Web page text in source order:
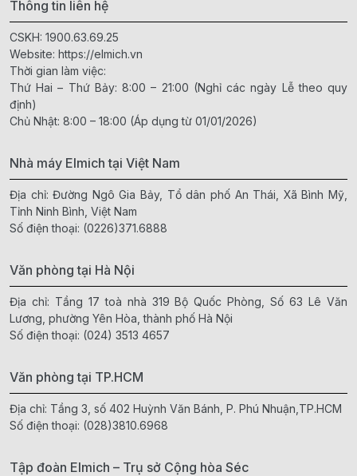
Thông tin liên hệ
CSKH: 1900.63.69.25
Website: https://elmich.vn
Thời gian làm việc:
Thứ Hai – Thứ Bảy: 8:00 – 21:00 (Nghỉ các ngày Lễ theo quy
định)
Chủ Nhật: 8:00 – 18:00 (Áp dụng từ 01/01/2026)
Nhà máy Elmich tại Việt Nam
Địa chỉ: Đường Ngô Gia Bảy, Tổ dân phố An Thái, Xã Bình Mỹ,
Tỉnh Ninh Bình, Việt Nam
Số điện thoại: (0226)371.6888
Văn phòng tại Hà Nội
Địa chỉ: Tầng 17 toà nhà 319 Bộ Quốc Phòng, Số 63 Lê Văn
Lương, phường Yên Hòa, thành phố Hà Nội
Số điện thoại: (024) 3513 4657
Văn phòng tại TP.HCM
Địa chỉ: Tầng 3, số 402 Huỳnh Văn Bánh, P. Phú Nhuận,TP.HCM
Số điện thoại: (028)3810.6968
Tập đoàn Elmich – Trụ sở Cộng hòa Séc